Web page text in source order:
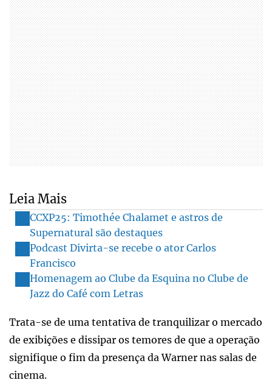
Leia Mais
CCXP25: Timothée Chalamet e astros de
Supernatural são destaques
Podcast Divirta-se recebe o ator Carlos
Francisco
Homenagem ao Clube da Esquina no Clube de
Jazz do Café com Letras
Trata-se de uma tentativa de tranquilizar o mercado
de exibições e dissipar os temores de que a operação
signifique o fim da presença da Warner nas salas de
cinema.